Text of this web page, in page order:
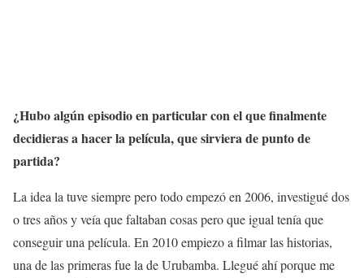
¿Hubo algún episodio en particular con el que finalmente
decidieras a hacer la película, que sirviera de punto de
partida?
La idea la tuve siempre pero todo empezó en 2006, investigué dos
o tres años y veía que faltaban cosas pero que igual tenía que
conseguir una película. En 2010 empiezo a filmar las historias,
una de las primeras fue la de Urubamba. Llegué ahí porque me